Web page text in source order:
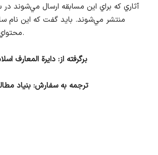
آثاري كه براي اين مسابقه ارسال مي‌شوند
منتشر مي‌شوند. بايد گفت كه اين نام
محتواي اكثر اين آثار است.
برگرفته از: دایرة المعارف
ترجمه به سفارش: بنیاد